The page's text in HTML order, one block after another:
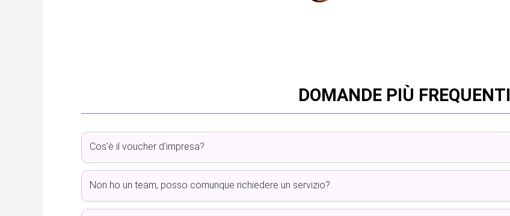
DOMANDE PIÙ FREQUENTI
Cos'è il voucher d'impresa?
Non ho un team, posso comunque richiedere un servizio?